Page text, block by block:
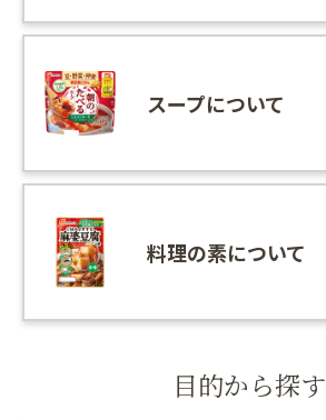
スープについて
料理の素について
目的から探す